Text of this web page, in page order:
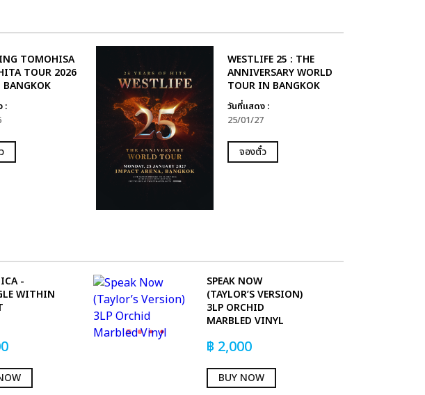
TOMOHISA
TOUR 2026
:
WESTLIFE 25 : THE
ANNIVERSARY WORLD
TOUR IN BANGKOK
วันที่แสดง :
25/01/27
จองตั๋ว
-
WITHIN
SPEAK NOW
(TAYLOR’S VERSION)
3LP ORCHID
MARBLED VINYL
฿ 2,000
BUY NOW